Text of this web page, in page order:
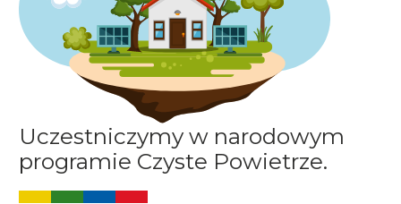
Uczestniczymy w narodowym
programie Czyste Powietrze.
Image